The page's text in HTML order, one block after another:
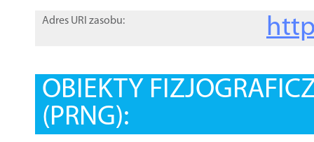
Adres URI zasobu:
OBIEKTY
(PRNG):